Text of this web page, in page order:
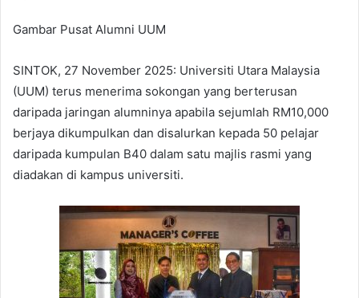
Gambar Pusat Alumni UUM
SINTOK, 27 November 2025: Universiti Utara Malaysia
(UUM) terus menerima sokongan yang berterusan
daripada jaringan alumninya apabila sejumlah RM10,000
berjaya dikumpulkan dan disalurkan kepada 50 pelajar
daripada kumpulan B40 dalam satu majlis rasmi yang
diadakan di kampus universiti.